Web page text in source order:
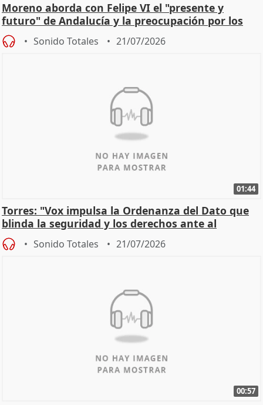
Moreno aborda con Felipe VI el "presente y
futuro" de Andalucía y la preocupación por los
incendios
Sonido Totales 21/07/2026
01:44
Torres: "Vox impulsa la Ordenanza del Dato que
blinda la seguridad y los derechos ante al
control"
Sonido Totales 21/07/2026
00:57